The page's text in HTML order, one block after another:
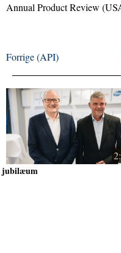
Annual Product Review
Forrige (API)